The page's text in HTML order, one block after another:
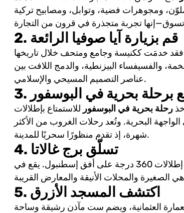
ومجوهرات فضية، وتوابل، ومصابيح تركية
2. قم بزيارة آيا صوفيا الرائعة
فقد خدمَت ككنيسة وجامع ومتحف خلال تاريخها
قبتها الضخمة، والفسيفساء البيزنطية، والدمج اللافت بين
عناصر التصميم المسيحي والإسلامي.
برحلة بحرية في البوسفور
خذرحلة بحرية في البوسفور للاستمتاع بإطلالات
البحرية. وتُعد رحلات الغروب من الأكثر
شهرة، إذ تقدم منظورًا سحريًا للمدينة.
4. تسلّق برج غالاتا
في الأصل كبرج مراقبة، ويتيح واحدة من أفضل إطلالات 360 درجة على أفق إسطنبول. يقع في
5. اكتشف المسجد الأزرق
العثمانية، ويضم ست مآذن رشيقة وساحة